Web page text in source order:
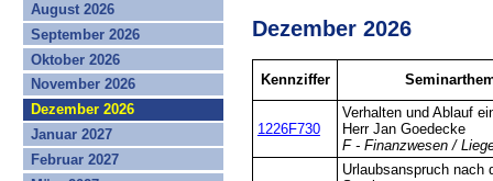
August 2026
September 2026
Oktober 2026
November 2026
Dezember 2026
Januar 2027
Februar 2027
Dezember 2026
Kennziffer
1226F730
Verhalten und Ablauf
Herr Jan Goedecke
F - Finanzwesen /
Urlaubsanspruch nach